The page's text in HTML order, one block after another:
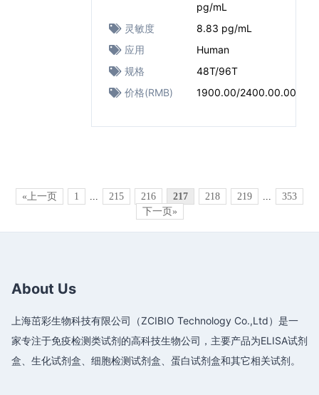
pg/mL
灵敏度
8.83 pg/mL
应用
Human
规格
48T/96T
价格(RMB)
1900.00/2400.00.00
«上一页 1 ... 215 216 217 218 219 ...
353
下一页»
About Us
上海茁彩生物科技有限公司（ZCIBIO Technology Co.,Ltd）是一
家专注于免疫检测类试剂的高科技生物公司，主要产品为ELISA试剂
盒、生化试剂盒、细胞检测试剂盒、蛋白试剂盒和其它相关试剂。